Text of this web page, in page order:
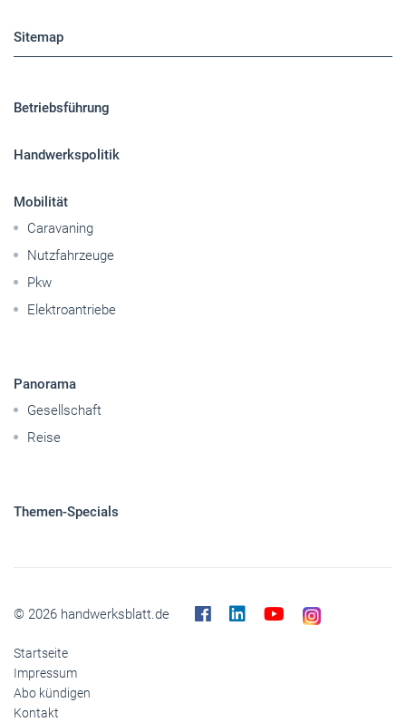
Sitemap
Betriebsführung
Handwerkspolitik
Mobilität
Caravaning
Nutzfahrzeuge
Pkw
Elektroantriebe
Panorama
Gesellschaft
Reise
Themen-Specials
© 2026 handwerksblatt.de
Startseite
Impressum
Abo kündigen
Kontakt